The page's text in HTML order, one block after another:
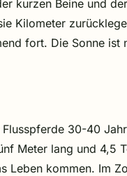
kurzen Beine und
Kilometer
fort. Die Sonne
30-40
Meter lang und 4,5
Leben kommen. Im